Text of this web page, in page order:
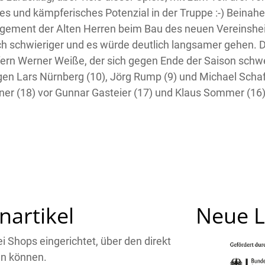
und kämpferisches Potenzial in der Truppe :-)
der Alten Herren beim Bau des neuen
schwieriger und es würde deutlich langsamer gehen.
Werner Weiße, der sich gegen Ende der Saison
Lars Nürnberg (10), Jörg Rump (9) und Michael
(18) vor Gunnar Gasteier (17) und Klaus Sommer
Shops eingerichtet, über den direkt
können.
Neue